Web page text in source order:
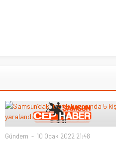
Gündem 10 Ocak 2022 21:48